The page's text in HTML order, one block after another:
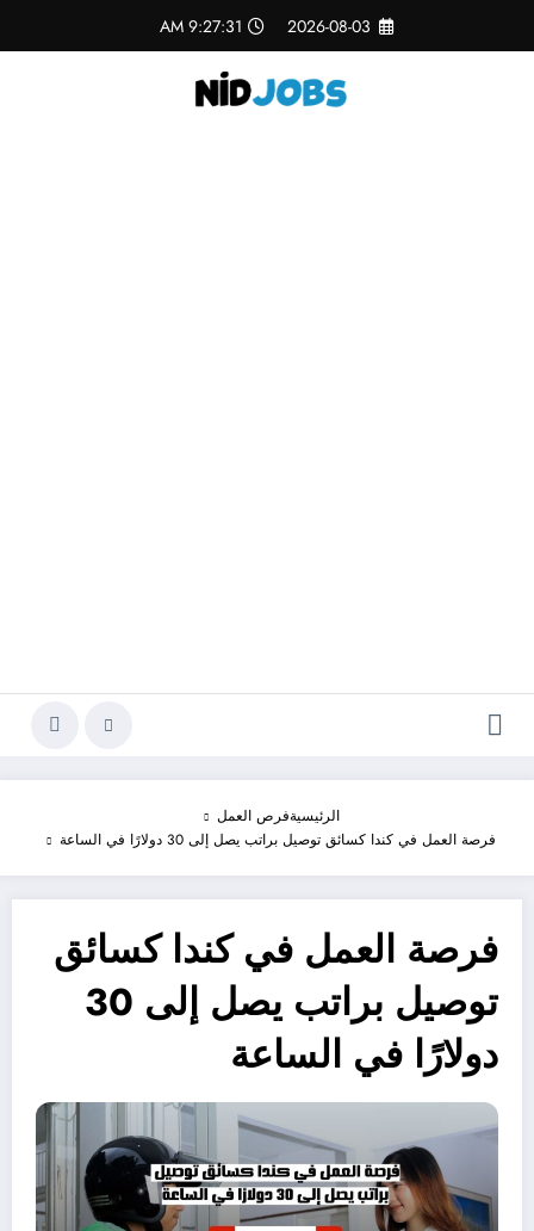
المحتوى
2026-08-03
9:27:31 AM
الرئيسيةفرص العمل
فرصة العمل في كندا كسائق توصيل براتب يصل إلى 30 دولارًا في الساعة
فرصة العمل في كندا كسائق
توصيل براتب يصل إلى 30
دولارًا في الساعة